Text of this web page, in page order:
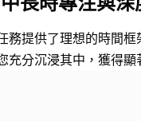
務提供了理想的時間
分沉浸其中，獲得顯